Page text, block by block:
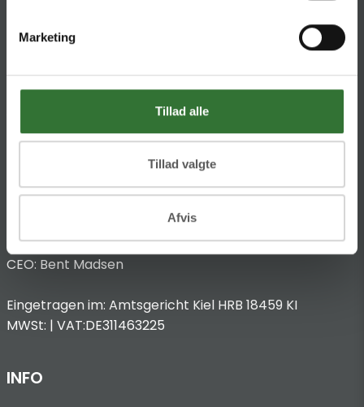
Marketing
Tillad alle
Tillad valgte
Afvis
Impressum
Anbieterkennzeichnung
Hans Folsgaard GmbH
53773 Hennef
@:
Vertreten durch:
CEO: Bent Madsen
Eingetragen im: Amtsgericht Kiel HRB 18459 KI
MWSt: | VAT:DE311463225
INFO